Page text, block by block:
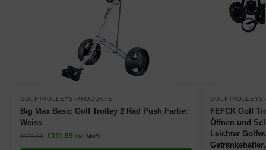
GOLFTROLLEYS-PRODUKTE
Big Max Basic Golf Trolley 2 Rad Push Farbe:
Weiss
€120,99 €111,99 inkl. MwSt.
FEFCK Golf
Öffnen und
Leichter